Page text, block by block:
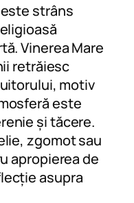
strâns
Vinerea Mare
retrăiesc
motiv
este
și tăcere.
zgomot sau
apropierea de
asupra